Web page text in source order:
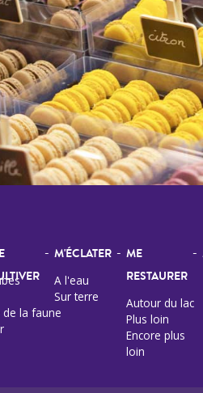
la faune
- M'ÉCLATER
A l'eau
Sur terre
- ME
RESTAURER
Autour du lac
Plus loin
Encore plus
loin
-